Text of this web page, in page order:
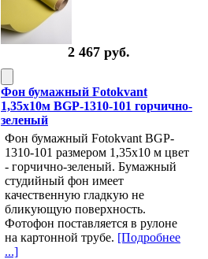
2 467 руб.
Фон бумажный Fotokvant
1,35х10м BGP-1310-101 горчично-
зеленый
Фон бумажный Fotokvant BGP-
1310-101 размером 1,35х10 м цвет
- горчично-зеленый. Бумажный
студийный фон имеет
качественную гладкую не
бликующую поверхность.
Фотофон поставляется в рулоне
на картонной трубе. [Подробнее
...]